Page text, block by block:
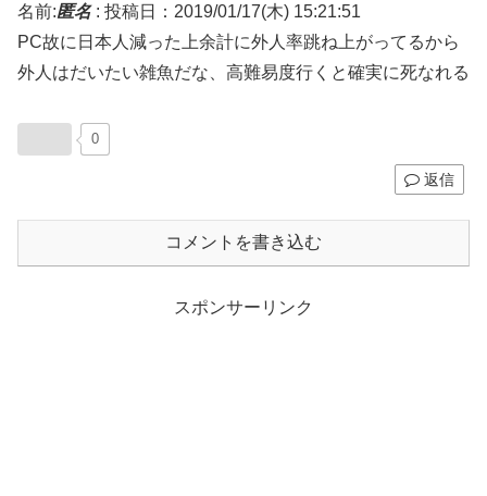
名前:匿名: 投稿日：2019/01/17(木) 15:21:51
PC故に日本人減った上余計に外人率跳ね上がってるから
外人はだいたい雑魚だな、高難易度行くと確実に死なれる
0
返信
コメントを書き込む
スポンサーリンク